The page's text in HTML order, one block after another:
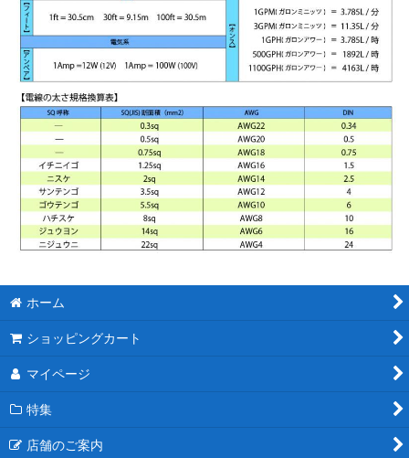
ホーム
ショッピングカート
マイページ
特集
店舗のご案内